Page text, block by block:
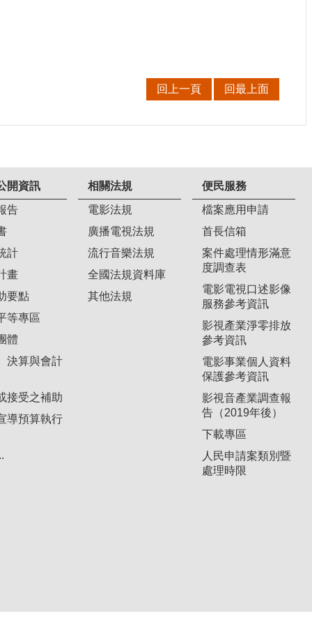
回上一頁 回最上面
開資訊
告
計
畫
要點
等專區
體
決算與會計
接受之補助
導預算執行
相關法規
電影法規
廣播電視法規
流行音樂法規
全國法規資料庫
其他法規
便民服務
檔案應用申請
首長信箱
案件處理情形滿意
度調查表
電影電視口述影像
服務參考資訊
影視產業淨零排放
參考資訊
電影事業個人資料
保護參考資訊
影視音產業調查報
告（2019年後）
下載專區
人民申請案類別暨
處理時限